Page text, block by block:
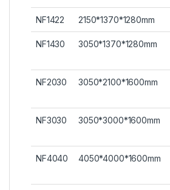
NF1422 2150*1370*1280mm
NF1430 3050*1370*1280mm
NF2030 3050*2100*1600mm
NF3030 3050*3000*1600mm
NF4040 4050*4000*1600mm